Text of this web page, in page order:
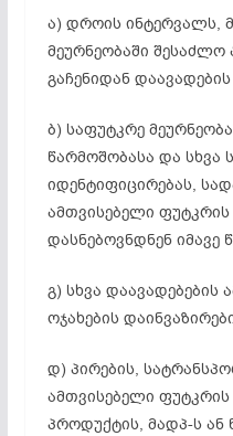
ა) დროის ინტერვალს,
მეურნეობაში შესაძლო
გაჩენიდან
ბ) საფუტკრე
წარმოშობასა და სხვა
იდენტიფიცირებას,
ამთვისებელი
დასნებოვნდნენ იმავე
გ) სხვა დაავადებების
ოჯახების
დ) პირების,
ამთვისებელი
პროდუქტის, მადპ-ს ან